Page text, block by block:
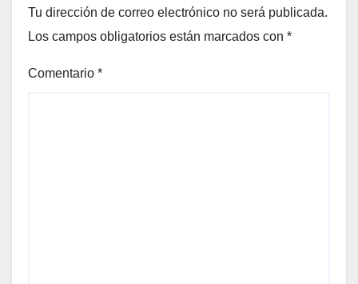
Tu dirección de correo electrónico no será publicada.
Los campos obligatorios están marcados con *
Comentario *